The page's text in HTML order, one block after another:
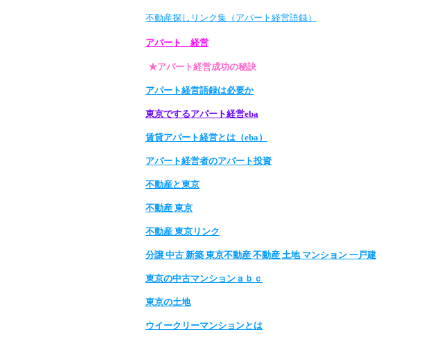
不動産探しリンク集（アパート経営語録）
アパート 経営
★アパート経営成功の秘訣
アパート経営語録は必要か
東京でするアパート経営eba
賃貸アパート経営とは（eba）
アパート経営者のアパート投資
不動産と東京
不動産 東京
不動産 東京リンク
分譲 中古 新築 東京不動産 不動産 土地 マンション 一戸建
東京の中古マンションａｂｃ
東京の土地
ウイークリーマンションとは